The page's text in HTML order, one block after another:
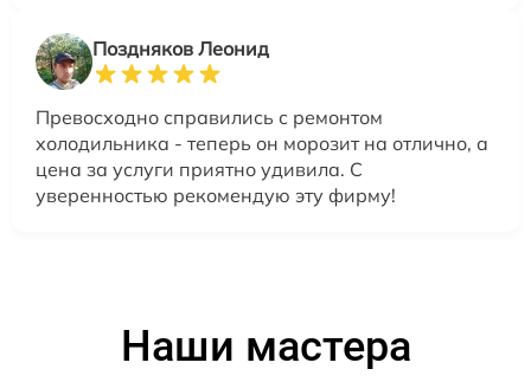
Поздняков Леонид
Превосходно справились с ремонтом
холодильника - теперь он морозит на отлично, а
цена за услуги приятно удивила. С
уверенностью рекомендую эту фирму!
Наши мастера